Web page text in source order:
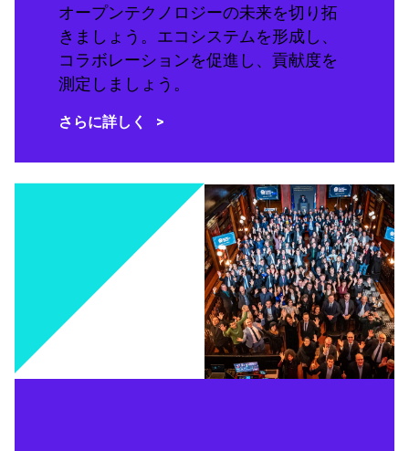
オープンテクノロジーの未来を切り拓
きましょう。エコシステムを形成し、
コラボレーションを促進し、貢献度を
測定しましょう。
さらに詳しく